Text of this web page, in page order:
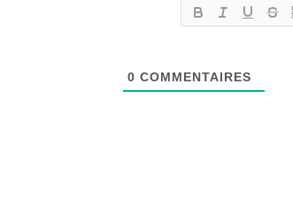
0 COMMENTAIRES